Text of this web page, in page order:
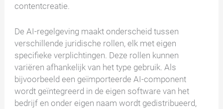
contentcreatie.
De AI-regelgeving maakt onderscheid tussen
verschillende juridische rollen, elk met eigen
specifieke verplichtingen. Deze rollen kunnen
variëren afhankelijk van het type gebruik. Als
bijvoorbeeld een geïmporteerde AI-component
wordt geïntegreerd in de eigen software van het
bedrijf en onder eigen naam wordt gedistribueerd,